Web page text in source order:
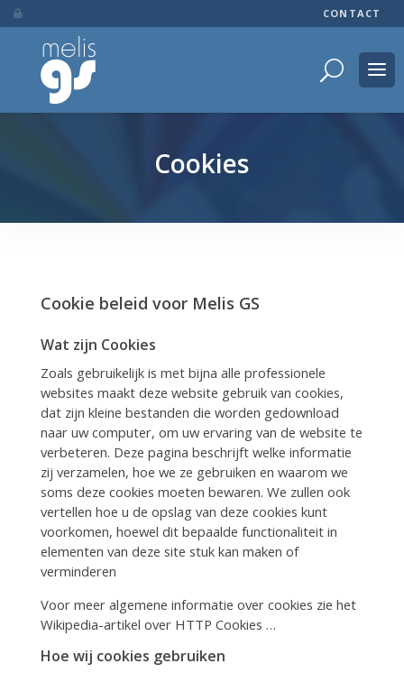
 CONTACT
Cookies
Cookie beleid voor Melis GS
Wat zijn Cookies
Zoals gebruikelijk is met bijna alle professionele
websites maakt deze website gebruik van cookies,
dat zijn kleine bestanden die worden gedownload
naar uw computer, om uw ervaring van de website te
verbeteren. Deze pagina beschrijft welke informatie
zij verzamelen, hoe we ze gebruiken en waarom we
soms deze cookies moeten bewaren. We zullen ook
vertellen hoe u de opslag van deze cookies kunt
voorkomen, hoewel dit bepaalde functionaliteit in
elementen van deze site stuk kan maken of
verminderen
Voor meer algemene informatie over cookies zie het
Wikipedia-artikel over HTTP Cookies …
Hoe wij cookies gebruiken